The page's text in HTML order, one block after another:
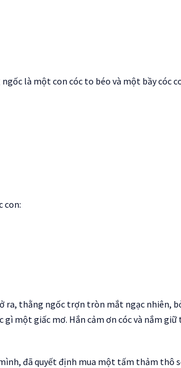
là một con cóc to béo và một bầy cóc
con:
ra, thằng ngốc trợn tròn mắt ngạc nhiên,
một giấc mơ. Hắn cảm ơn cóc và nắm
đã quyết định mua một tấm thảm thô